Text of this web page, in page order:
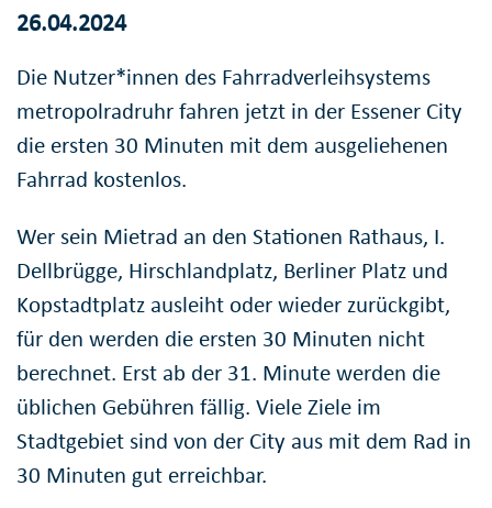
26.04.2024
Die Nutzer*innen des Fahrradverleihsystems
metropolradruhr fahren jetzt in der Essener City
die ersten 30 Minuten mit dem ausgeliehenen
Fahrrad kostenlos.
Wer sein Mietrad an den Stationen Rathaus, I.
Dellbrügge, Hirschlandplatz, Berliner Platz und
Kopstadtplatz ausleiht oder wieder zurückgibt,
für den werden die ersten 30 Minuten nicht
berechnet. Erst ab der 31. Minute werden die
üblichen Gebühren fällig. Viele Ziele im
Stadtgebiet sind von der City aus mit dem Rad in
30 Minuten gut erreichbar.